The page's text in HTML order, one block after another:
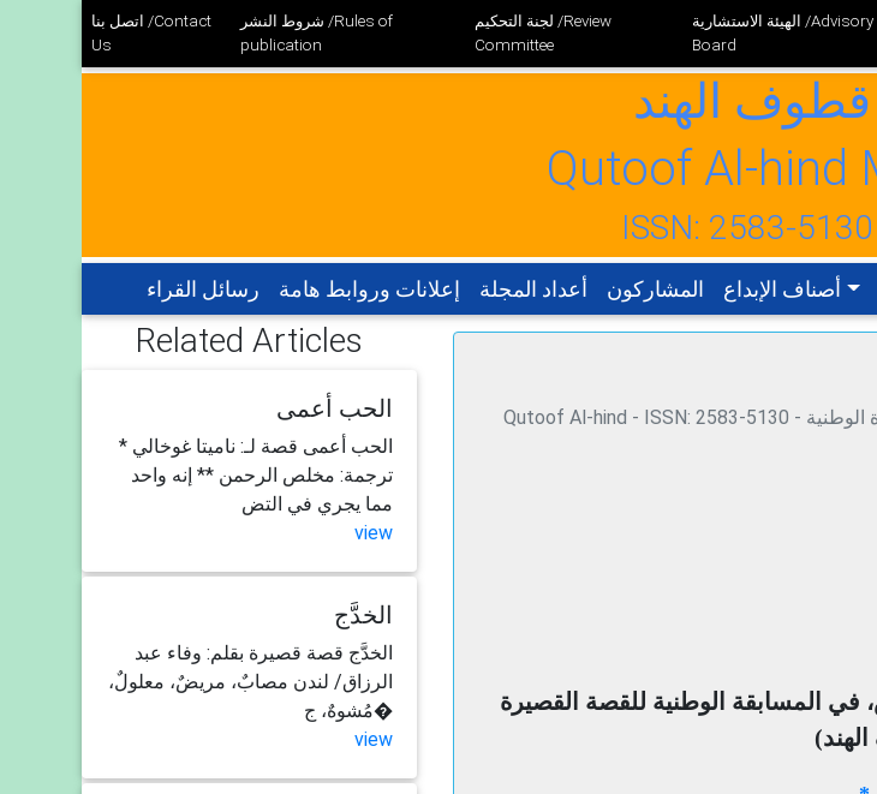
اتصل بنا /Contact
Us
شروط النشر /Rules of
publication
لجنة التحكيم /Review
Committee
الهيئة الاستشارية /Advisory
Board
الهند
Qutoof Al-hind
ISSN: 2583-
رسائل القراء إعلانات وروابط هامة أعداد المجلة المشاركون أصناف الإبداع
Related Articles
الحب أعمى
الحب أعمى قصة لـ: ناميتا غوخالي *
ترجمة: مخلص الرحمن ** إنه واحد
مما يجري في التض
view
الخدَّج
الخدَّج قصة قصيرة بقلم: وفاء عبد
الرزاق/ لندن مصابٌ، مريضٌ، معلولٌ،
مُشوهٌ، ج�
view
Qutoof Al-hind - ISSN: 2583-5130 - مجلة قطوف الهند، المجلد 1، العدد 4 (عدد خاص بمشاركات مسابقة القصة القصيرة الوطنية
في المسابقة الوطنية للقصة القصيرة